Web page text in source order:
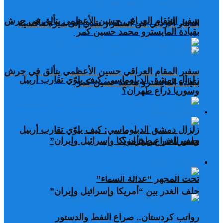
سفير المقام العراقي حسين الأعظمي يتألق في جرش
بقيادة المايسترو محمد حسين كمر
زلزال دمشق الدبلوماسي: كيف يلوّي تقارب أربيل
وسوريا ذراع طهران؟
حلف الغدر بين “أمريكا وإسرائيل وإيران”
تحت المجهر “عدالة السماء”
رواتب كردستان.. صراع النفط والدستور
الدينار الأردني من استقرار نقدي إلى ميزة تنافسية
سفير المقام العراقي حسين الأعظمي يتألق في جرش
بقيادة المايسترو محمد حسين كمر
زلزال دمشق الدبلوماسي: كيف يلوّي تقارب أربيل
وسوريا ذراع طهران؟
حلف الغدر بين “أمريكا وإسرائيل وإيران”